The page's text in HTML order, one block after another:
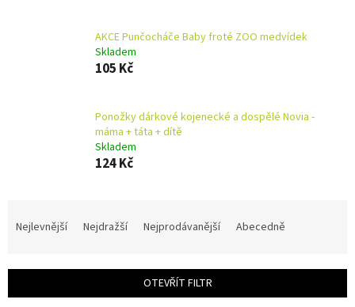
AKCE Punčocháče Baby froté ZOO medvídek
Skladem
105 Kč
Ponožky dárkové kojenecké a dospělé Novia -
máma + táta + dítě
Skladem
124 Kč
í
Nejlevnější Nejdražší Nejprodávanější Abecedně
OTEVŘÍT FILTR